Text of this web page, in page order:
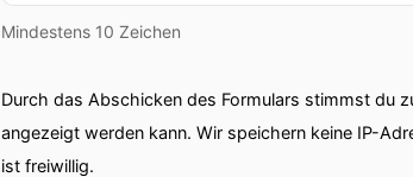
Mindestens 10 Zeichen
Durch das Abschicken des Formulars stimmst du
angezeigt werden kann. Wir speichern keine IP-
ist freiwillig.